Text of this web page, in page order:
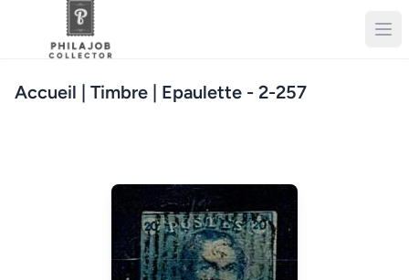
Accueil | Timbre | Epaulette - 2-257